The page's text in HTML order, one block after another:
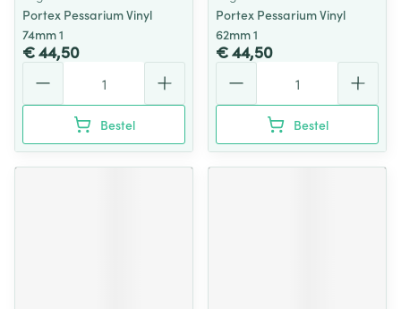
Portex Pessarium Vinyl
74mm 1
€ 44,50
Bestel
Portex Pessarium Vinyl
62mm 1
€ 44,50
Bestel